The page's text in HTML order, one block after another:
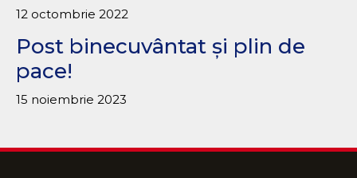
12 octombrie 2022
Post binecuvântat și plin de
pace!
15 noiembrie 2023